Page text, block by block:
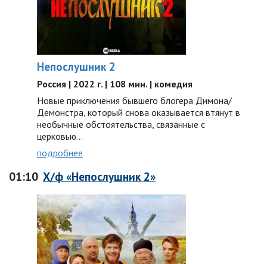
Непослушник 2
Россия | 2022 г. | 108 мин. | комедия
Новые приключения бывшего блогера Димона/
Демонстра, который снова оказывается втянут в
необычные обстоятельства, связанные с
церковью…
подробнее
01:10 Х/ф «Непослушник 2»